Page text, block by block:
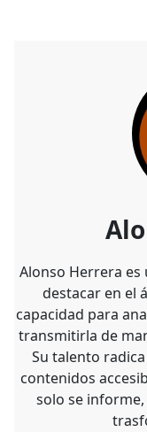
Alonso Herrera
destacar en el
capacidad para
transmitirla de
Su talento
contenidos
solo se